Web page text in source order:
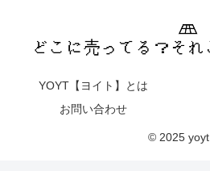
YOYT【ヨイト】とは
お問い合わせ
© 2025 yoyt.